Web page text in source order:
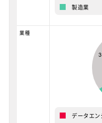
製造業
業種
データエン